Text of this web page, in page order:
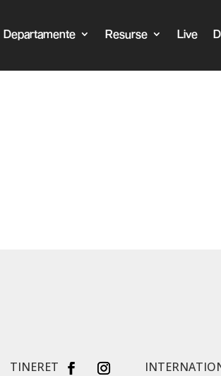
Departamente Resurse Live
TINERET